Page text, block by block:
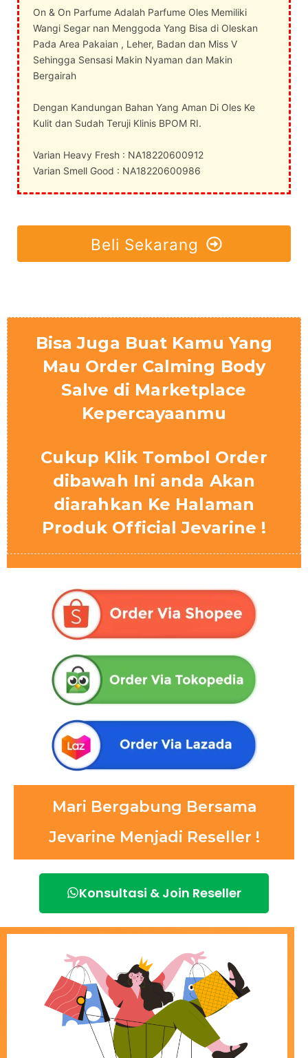
On & On Parfume Adalah Parfume Oles Memiliki
Wangi Segar nan Menggoda Yang Bisa di Oleskan
Pada Area Pakaian , Leher, Badan dan Miss V
Sehingga Sensasi Makin Nyaman dan Makin
Bergairah
Dengan Kandungan Bahan Yang Aman Di Oles Ke
Kulit dan Sudah Teruji Klinis BPOM RI.
Varian Heavy Fresh : NA18220600912
Varian Smell Good : NA18220600986
Beli Sekarang
Bisa Juga Buat Kamu Yang
Mau Order Calming Body
Salve di Marketplace
Kepercayaanmu
Cukup Klik Tombol Order
dibawah Ini anda Akan
diarahkan Ke Halaman
Produk Official Jevarine !
Mari Bergabung Bersama
Jevarine Menjadi Reseller !
Konsultasi & Join Reseller